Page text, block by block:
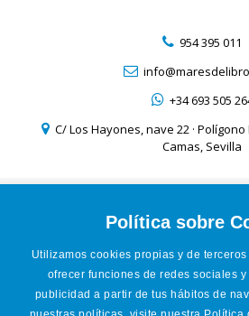
Política sobre
Utilizamos cookies propias y de
ofrecer funciones de redes sociales
publicidad a partir de tus hábitos de
954 395 011
+34 693 505
C/ Los Hayones, nave 22 ·
Camas, Sevilla
Política de
Condiciones de venta
Accesibilidad